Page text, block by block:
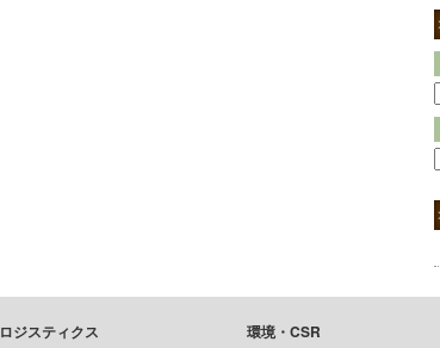
ロジスティクス 環境・CSR